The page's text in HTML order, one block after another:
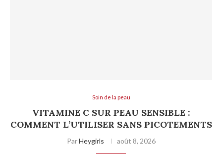
Soin de la peau
VITAMINE C SUR PEAU SENSIBLE :
COMMENT L’UTILISER SANS PICOTEMENTS
ParHeygirls août 8, 2026